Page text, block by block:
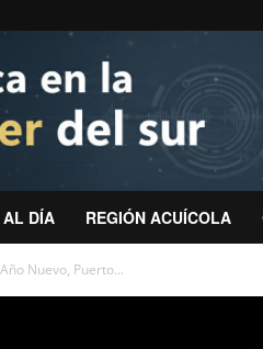
DÍA REGIÓN ACUÍCOLA
Nuevo, Puerto...